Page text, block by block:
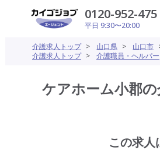
0120-952-475
平日 9:30〜20:00
介護求人トップ > 山口県 > 山口市
介護求人トップ > 介護職員・ヘルパー
ケアホーム小郡
この求人